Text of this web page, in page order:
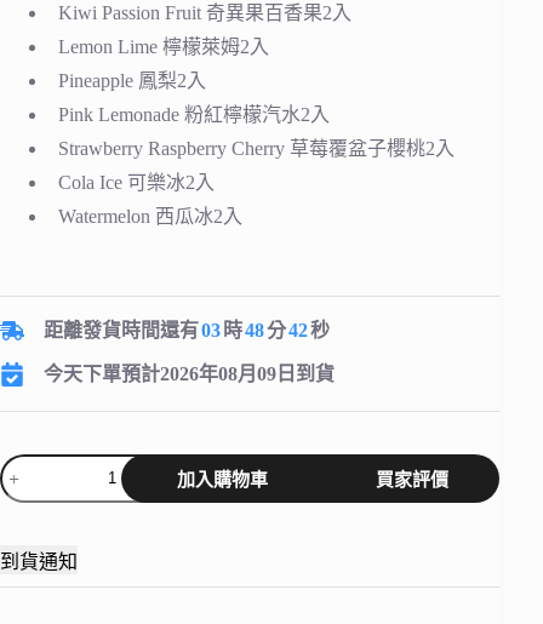
Kiwi Passion Fruit 奇異果百香果2入
Lemon Lime 檸檬萊姆2入
Pineapple 鳳梨2入
Pink Lemonade 粉紅檸檬汽水2入
Strawberry Raspberry Cherry 草莓覆盆子櫻桃2入
Cola Ice 可樂冰2入
Watermelon 西瓜冰2入
距離發貨時間還有03 時48分41秒
今天下單預計2026年08月09日到貨
OXVA
SLIMSTICK
油
加
加入購物車 買家評價
到貨通知